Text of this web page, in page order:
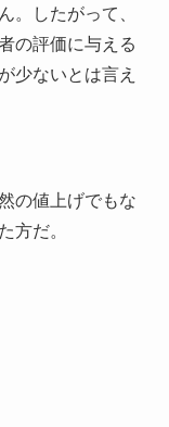
。したがって、
の評価に与える
少ないとは言え
の値上げでもな
方だ。